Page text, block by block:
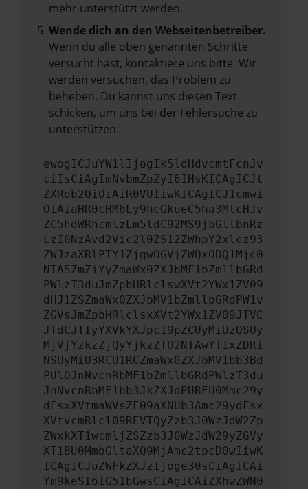
mehr unterstützt werden.
Wende dich an den Webseitenbetreiber.
Wenn du alle oben genannten Schritte
versucht hast, kontaktiere uns bitte. Wir
werden versuchen, das Problem zu
beheben. Du kannst uns diesen Text
schicken, um uns bei der Fehlersuche zu
unterstützen:
ewogICJuYW1lIjogIk5ldHdvcmtFcnJv
ciIsCiAgImNvbmZpZyI6IHsKICAgICJt
ZXRob2QiOiAiR0VUIiwKICAgICJ1cmwi
OiAiaHR0cHM6Ly9hcGkueC5ha3MtcHJv
ZC5hdWRhcmlzLm5ldC92MS9jbGllbnRz
LzI0NzAvd2Vic2l0ZS12ZWhpY2xlcz93
ZWJzaXRlPTY1ZjgwOGVjZWQxODQ1Mjc0
NTA5ZmZiYyZmaWx0ZXJbMF1bZmllbGRd
PWlzT3duJmZpbHRlclswXVt2YWx1ZV09
dHJ1ZSZmaWx0ZXJbMV1bZmllbGRdPW1v
ZGVsJmZpbHRlclsxXVt2YWx1ZV09JTVC
JTdCJTIyYXVkYXJpc19pZCUyMiUzQSUy
MjVjYzkzZjQyYjkzZTU2NTAwYTIxZDRi
NSUyMiU3RCU1RCZmaWx0ZXJbMV1bb3Bd
PUlOJnNvcnRbMF1bZmllbGRdPWlzT3du
JnNvcnRbMF1bb3JkZXJdPURFU0Mmc29y
dFsxXVtmaWVsZF09aXNUb3Amc29ydFsx
XVtvcmRlcl09REVTQyZzb3J0WzJdW2Zp
ZWxkXT1wcmljZSZzb3J0WzJdW29yZGVy
XT1BU0MmbGltaXQ9MjAmc2tpcD0wIiwK
ICAgICJoZWFkZXJzIjoge30sCiAgICAi
Ym9keSI6IG51bGwsCiAgICAiZXhwZWN0